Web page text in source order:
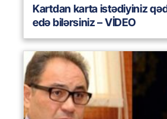
Kartdan karta istədiyiniz
edə bilərsiniz – VİDEO